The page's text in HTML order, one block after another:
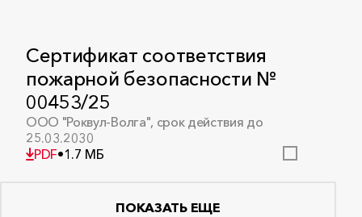
Сертификат соответствия
пожарной безопасности №
00453/25
ООО "Роквул-Волга", срок действия до
25.03.2030
PDF•1.7 МБ
ПОКАЗАТЬ ЕЩЕ